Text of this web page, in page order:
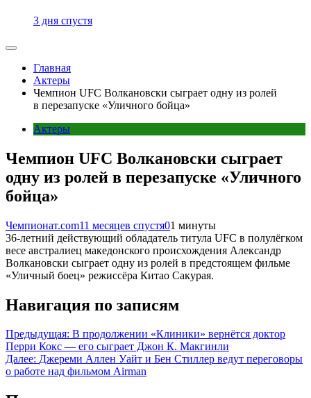
3 дня спустя
Главная
Актеры
Чемпион UFC Волкановски сыграет одну из ролей
в перезапуске «Уличного бойца»
Актеры
Чемпион UFC Волкановски сыграет
одну из ролей в перезапуске «Уличного
бойца»
Чемпионат.com11 месяцев спустя01 минуты
36-летний действующий обладатель титула UFC в полулёгком
весе австралиец македонского происхождения Александр
Волкановски сыграет одну из ролей в предстоящем фильме
«Уличный боец» режиссёра Китао Сакурая.
Навигация по записям
Предыдущая: В продолжении «Клиники» вернётся доктор
Перри Кокс — его сыграет Джон К. Макгинли
Далее: Джереми Аллен Уайт и Бен Стиллер ведут переговоры
о работе над фильмом Airman